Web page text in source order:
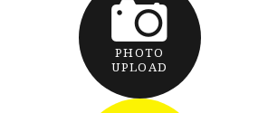
PHOTO
UPLOAD